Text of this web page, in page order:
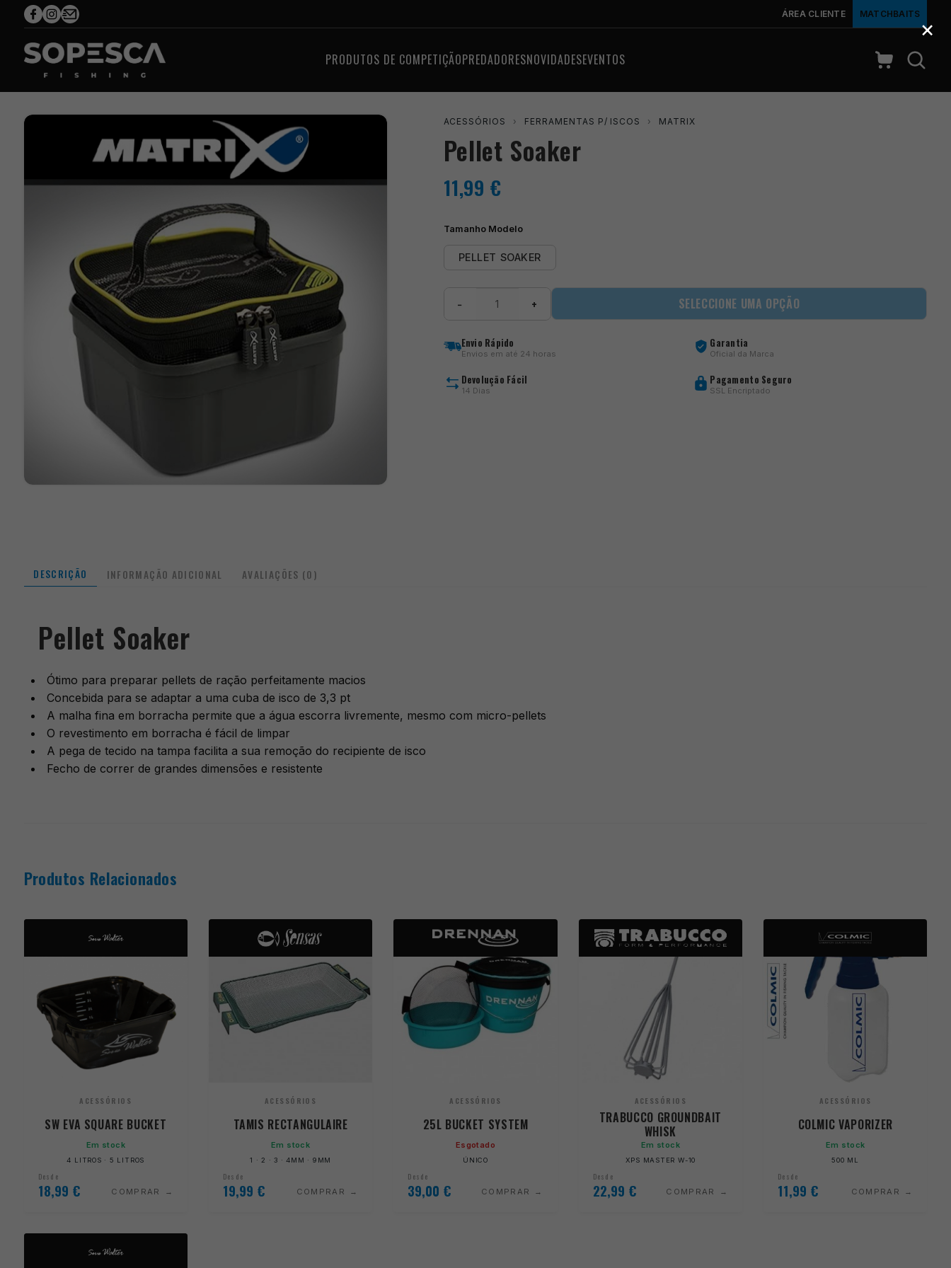
ÁREA CLIENTE MATCHBAITS
PRODUTOS DE COMPETIÇÃOPREDADORESNOVIDADESEVENTOS
ACESSÓRIOS › FERRAMENTAS P/ ISCOS › MATRIX
Pellet Soaker
11,99 €
Tamanho Modelo
PELLET SOAKER
− + SELECCIONE UMA OPÇÃO
Envio Rápido
Envios em até 24 horas
Garantia
Oficial da Marca
Devolução Fácil
14 Dias
Pagamento Seguro
SSL Encriptado
DESCRIÇÃO INFORMAÇÃO ADICIONAL AVALIAÇÕES (0)
Pellet Soaker
Ótimo para preparar pellets de ração perfeitamente macios
Concebida para se adaptar a uma cuba de isco de 3,3 pt
A malha fina em borracha permite que a água escorra livremente, mesmo com micro-pellets
O revestimento em borracha é fácil de limpar
A pega de tecido na tampa facilita a sua remoção do recipiente de isco
Fecho de correr de grandes dimensões e resistente
Produtos Relacionados
ACESSÓRIOS
SW EVA SQUARE BUCKET
Em stock
4 LITROS · 5 LITROS
Desde
18,99 € COMPRAR
ACESSÓRIOS
TAMIS RECTANGULAIRE
Em stock
1 · 2 · 3 · 4MM · 9MM
Desde
19,99 € COMPRAR
ACESSÓRIOS
25L BUCKET SYSTEM
Esgotado
ÚNICO
Desde
39,00 € COMPRAR
ACESSÓRIOS
TRABUCCO GROUNDBAIT
WHISK
Em stock
XPS MASTER W-10
Desde
22,99 € COMPRAR
ACESSÓRIOS
COLMIC VAPORIZER
Em stock
500 ML
Desde
11,99 € COMPRAR
×